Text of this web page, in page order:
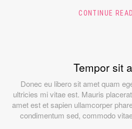
CONTINUE
Tempor sit
Donec eu libero sit amet quam
ultricies mi vitae est. Mauris
amet est et sapien ullamcorper
condimentum sed, commodo